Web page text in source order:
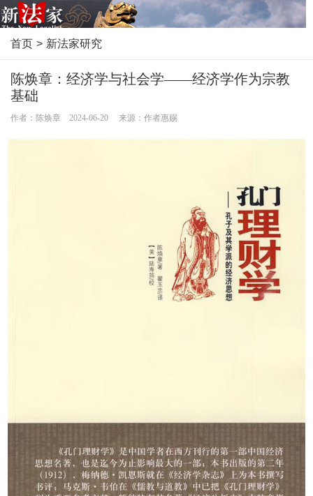
首页 > 新法家研究
陈焕章：经济学与社会学——经济学作为宗教
基础
作者：陈焕章 2024-06-20 来源：作者惠赐